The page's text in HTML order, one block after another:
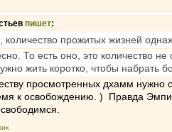
пишет:
количество прожитых жизней
То есть оно, это количество
жить коротко, чтобы набрать
просмотренных дхамм нужно
к освобождению. ) Правда